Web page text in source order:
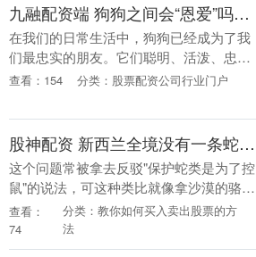
九融配资端 狗狗之间会“恩爱”吗? “恩爱”的频率是多少? 吃的消吗?
在我们的日常生活中，狗狗已经成为了我
们最忠实的朋友。它们聪明、活泼、忠
诚，给我们的生活带来了无数的欢乐。然
有类似于人类的情感....
查看：154 分类：股票配资公司行业门户
股神配资 新西兰全境没有一条蛇，没有蛇制衡老鼠，为何当地从未鼠患成灾?
这个问题常被拿去反驳"保护蛇类是为了控
鼠"的说法，可这种类比就像拿沙漠的骆驼
否定海洋的鲸鱼，根本不在一个生态语境
里。新西兰是地球上极少数没有本土陆生
蛇的国家，与....
查看：
74
分类：教你如何买入卖出股票的方
法